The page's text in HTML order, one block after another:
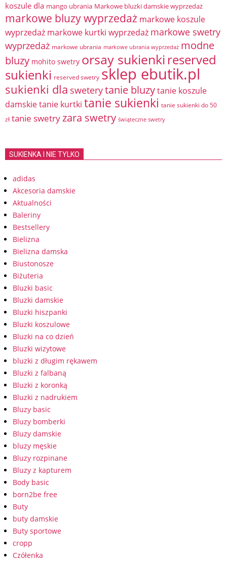
koszule dla mango ubrania Markowe bluzki damskie wyprzedaż
markowe bluzy wyprzedaż markowe koszule
wyprzedaż markowe kurtki wyprzedaż markowe swetry
wyprzedaż markowe ubrania markowe ubrania wyprzedaż modne
bluzy mohito swetry orsay sukienki reserved
sukienki reserved swetry sklep ebutik.pl
sukienki dla sweterytanie bluzytanie koszule
damskietanie kurtki tanie sukienki tanie sukienki do 50
zł tanie swetryzara swetry świąteczne swetry
SUKIENKA I NIE TYLKO
adidas
Akcesoria damskie
Aktualności
Baleriny
Bestsellery
Bielizna
Bielizna damska
Biustonosze
Biżuteria
Bluzki basic
Bluzki damskie
Bluzki hiszpanki
Bluzki koszulowe
Bluzki na co dzień
Bluzki wizytowe
bluzki z długim rękawem
Bluzki z falbaną
Bluzki z koronką
Bluzki z nadrukiem
Bluzy basic
Bluzy bomberki
Bluzy damskie
bluzy męskie
Bluzy rozpinane
Bluzy z kapturem
Body basic
born2be free
Buty
buty damskie
Buty sportowe
cropp
Czółenka